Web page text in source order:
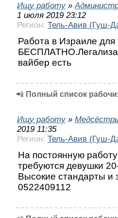
Ищу работу »
1 июля 2019 23:12
Регион: Тель-Авив (Гуш-
Работа в Израиле
вайбер есть
📲 Полный список
Ищу работу »
2019 11:35
Регион: Тель-Авив (Гуш-
На постоянную
требуются девушки
Высокие стандарты и
0522409112